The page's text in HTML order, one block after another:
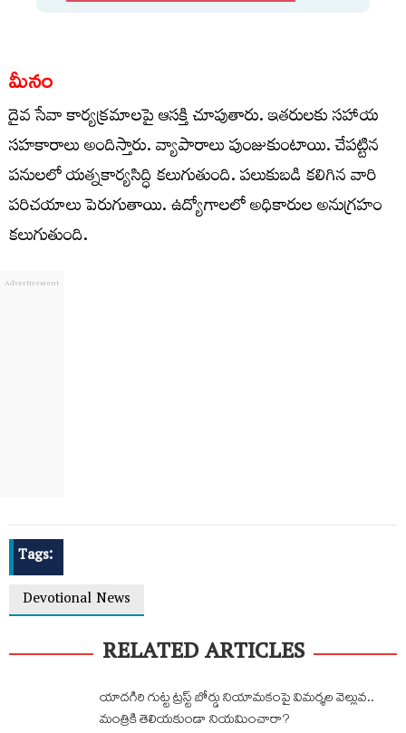
మీనం
దైవ సేవా కార్యక్రమాలపై ఆసక్తి చూపుతారు. ఇతరులకు సహాయ
సహకారాలు అందిస్తారు. వ్యాపారాలు పుంజుకుంటాయి. చేపట్టిన
పనులలో యత్నకార్యసిద్ధి కలుగుతుంది. పలుకుబడి కలిగిన వారి
పరిచయాలు పెరుగుతాయి. ఉద్యోగాలలో అధికారుల అనుగ్రహం
కలుగుతుంది.
Tags:
Devotional News
RELATED ARTICLES
యాదగిరి గుట్ట ట్రస్ట్‌ బోర్డు నియామకంపై విమర్శల వెల్లువ..
మంత్రికి తెలియకుండా నియమించారా?